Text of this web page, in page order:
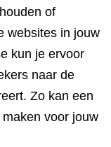
of
websites in jouw
kun je ervoor
naar de
Zo kan een
voor jouw